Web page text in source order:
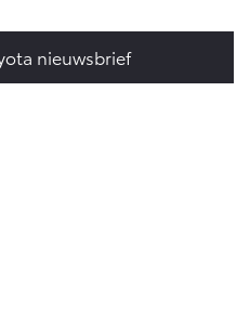
nieuwsbrief